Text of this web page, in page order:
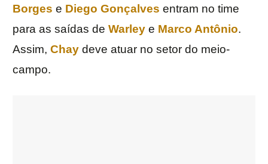
Borges e Diego Gonçalves entram no time
para as saídas de Warley e Marco Antônio.
Assim, Chay deve atuar no setor do meio-
campo.